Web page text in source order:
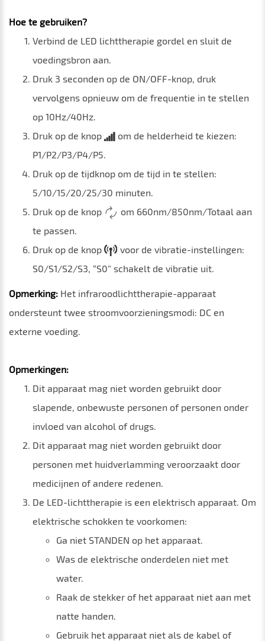
Hoe te gebruiken?
Verbind de LED lichttherapie gordel en sluit de
voedingsbron aan.
Druk 3 seconden op de ON/OFF-knop, druk
vervolgens opnieuw om de frequentie in te stellen
op 10Hz/40Hz.
Druk op de knop
om de helderheid te kiezen:
P1/P2/P3/P4/P5.
Druk op de tijdknop om de tijd in te stellen:
5/10/15/20/25/30 minuten.
Druk op de knop
om 660nm/850nm/Totaal aan
te passen.
Druk op de knop
voor de vibratie-instellingen:
S0/S1/S2/S3, “S0” schakelt de vibratie uit.
Opmerking: Het infraroodlichttherapie-apparaat
ondersteunt twee stroomvoorzieningsmodi: DC en
externe voeding.
Opmerkingen:
Dit apparaat mag niet worden gebruikt door
slapende, onbewuste personen of personen onder
invloed van alcohol of drugs.
Dit apparaat mag niet worden gebruikt door
personen met huidverlamming veroorzaakt door
medicijnen of andere redenen.
De LED-lichttherapie is een elektrisch apparaat. Om
elektrische schokken te voorkomen:
Ga niet STANDEN op het apparaat.
Was de elektrische onderdelen niet met
water.
Raak de stekker of het apparaat niet aan met
natte handen.
Gebruik het apparaat niet als de kabel of